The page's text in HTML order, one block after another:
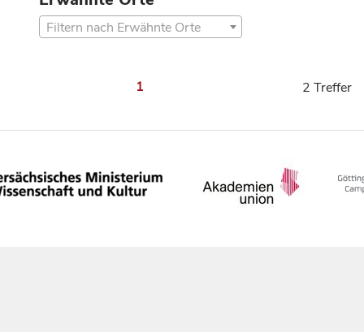
Filtern nach Erwähnte Orte
1 2 Treffer